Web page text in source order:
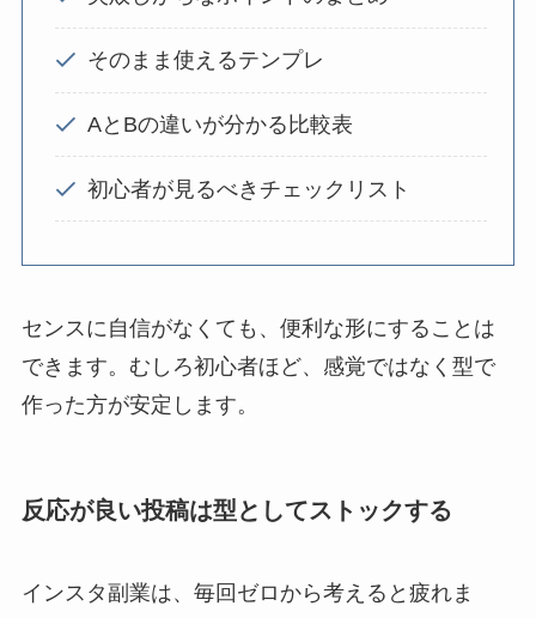
そのまま使えるテンプレ
AとBの違いが分かる比較表
初心者が見るべきチェックリスト
センスに自信がなくても、便利な形にすることは
できます。むしろ初心者ほど、感覚ではなく型で
作った方が安定します。
反応が良い投稿は型としてストックする
インスタ副業は、毎回ゼロから考えると疲れま